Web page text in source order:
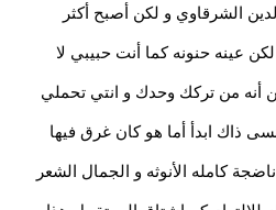
الشرقاوي و لكن أصبح أكثر
عينه حنونه كما أنت حبيبي لا
أنه من تركك وحدك و انتي تحملي
ذاك ابدأ أما هو كان غرق فيها
كامله الأنوثه و الجمال الشعر